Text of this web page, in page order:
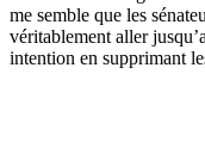
me semble que les
véritablement aller
intention en supprimant